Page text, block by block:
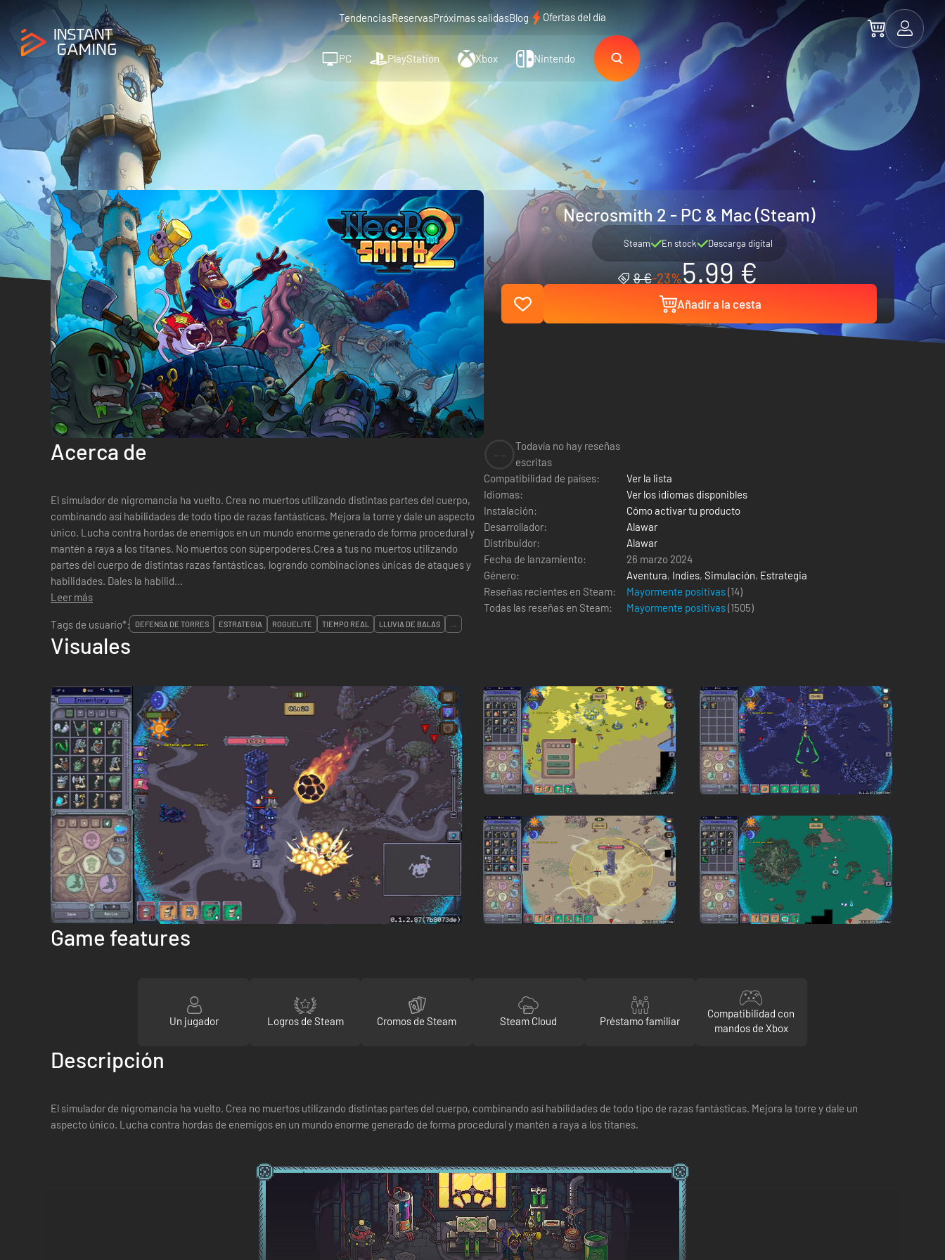
TendenciasReservasPróximas salidasBlog Ofertas del día
PC PlayStation Xbox Nintendo
Necrosmith 2 - PC & Mac (Steam)
Steam En stock Descarga digital
8 €-23%5.99 €
Añadir a la cesta
Acerca de
El simulador de nigromancia ha vuelto. Crea no muertos utilizando distintas partes del cuerpo,
combinando así habilidades de todo tipo de razas fantásticas. Mejora la torre y dale un aspecto
único. Lucha contra hordas de enemigos en un mundo enorme generado de forma procedural y
mantén a raya a los titanes. No muertos con súperpoderes.Crea a tus no muertos utilizando
partes del cuerpo de distintas razas fantásticas, logrando combinaciones únicas de ataques y
habilidades. Dales la habilid...
Leer más
Todavía no hay reseñas
escritas
Compatibilidad de países:
Ver la lista
Idiomas:
Ver los idiomas disponibles
Instalación:
Cómo activar tu producto
Desarrollador:
Alawar
Distribuidor:
Alawar
Fecha de lanzamiento:
26 marzo 2024
Género:
Aventura, Indies, Simulación, Estrategia
Reseñas recientes en Steam:
Mayormente positivas(14)
Todas las reseñas en Steam:
Mayormente positivas(1505)
Tags de usuario*:
DEFENSA DE TORRES ESTRATEGIA ROGUELITE TIEMPO REAL LLUVIA DE BALAS ...
Visuales
Game features
Un jugador Logros de Steam Cromos de Steam Steam Cloud Préstamo familiar
Compatibilidad con
mandos de Xbox
Descripción
El simulador de nigromancia ha vuelto. Crea no muertos utilizando distintas partes del cuerpo, combinando así habilidades de todo tipo de razas fantásticas. Mejora la torre y dale un
aspecto único. Lucha contra hordas de enemigos en un mundo enorme generado de forma procedural y mantén a raya a los titanes.